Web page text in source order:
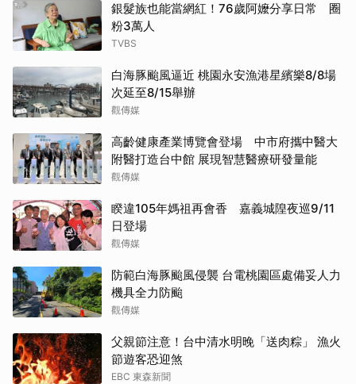
銀髮族也能當網紅！76歲阿嬤分享日常 圈
粉3萬人
TVBS
白海豚颱風逼近 桃園永安漁港星繽樂8/8場
次延至8/15舉辦
觀傳媒
高齡健康產業博覽會登場 中市府攜中醫大
附醫打造台中館 展現智慧醫療研發量能
觀傳媒
睽違105年媽祖再會香 嘉義城隍夜巡9/11
日登場
觀傳媒
防範白海豚颱風侵襲 台電桃園區處備妥人力
機具全力防颱
觀傳媒
父親節注意！台中清水明晚「送肉粽」 漁火
節遊客恐迎煞
EBC 東森新聞